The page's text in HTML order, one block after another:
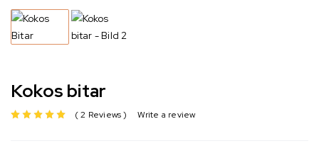
Kokos bitar
2 Reviews Write a review